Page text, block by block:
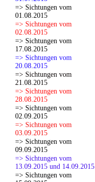
=> Sichtungen vom
01.08.2015
=> Sichtungen vom
02.08.2015
=> Sichtungen vom
17.08.2015
=> Sichtungen vom
20.08.2015
=> Sichtungen vom
21.08.2015
=> Sichtungen vom
28.08.2015
=> Sichtungen vom
02.09.2015
=> Sichtungen vom
03.09.2015
=> Sichtungen vom
09.09.2015
=> Sichtungen vom
13.09.2015 und 14.09.2015
=> Sichtungen vom